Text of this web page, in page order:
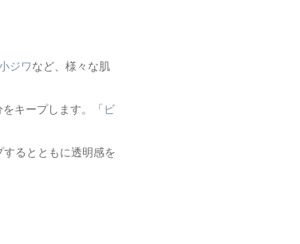
ジワなど、様々な肌
キープします。「 ビ
するとともに透明感を